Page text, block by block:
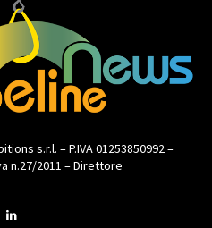
s.r.l. – P.IVA 01253850992 –
n.27/2011 – Direttore